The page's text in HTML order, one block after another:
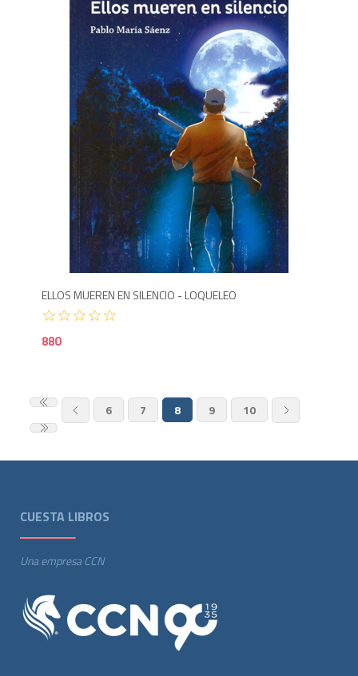
ELLOS MUEREN EN SILENCIO - LOQUELEO
880
6 7 8 9 10
CUESTA LIBROS
Una empresa CCN